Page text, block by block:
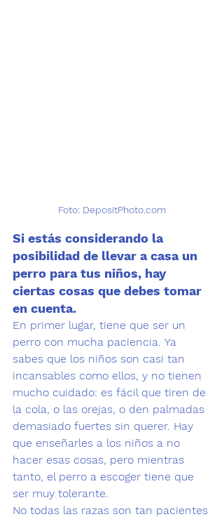
Foto: DepositPhoto.com
Si estás considerando la
posibilidad de llevar a casa un
perro para tus niños, hay
ciertas cosas que debes tomar
en cuenta.
En primer lugar, tiene que ser un
perro con mucha paciencia. Ya
sabes que los niños son casi tan
incansables como ellos, y no tienen
mucho cuidado: es fácil que tiren de
la cola, o las orejas, o den palmadas
demasiado fuertes sin querer. Hay
que enseñarles a los niños a no
hacer esas cosas, pero mientras
tanto, el perro a escoger tiene que
ser muy tolerante.
No todas las razas son tan pacientes